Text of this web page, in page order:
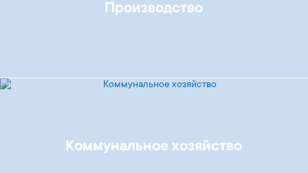
Производство
Коммунальное хозяйство